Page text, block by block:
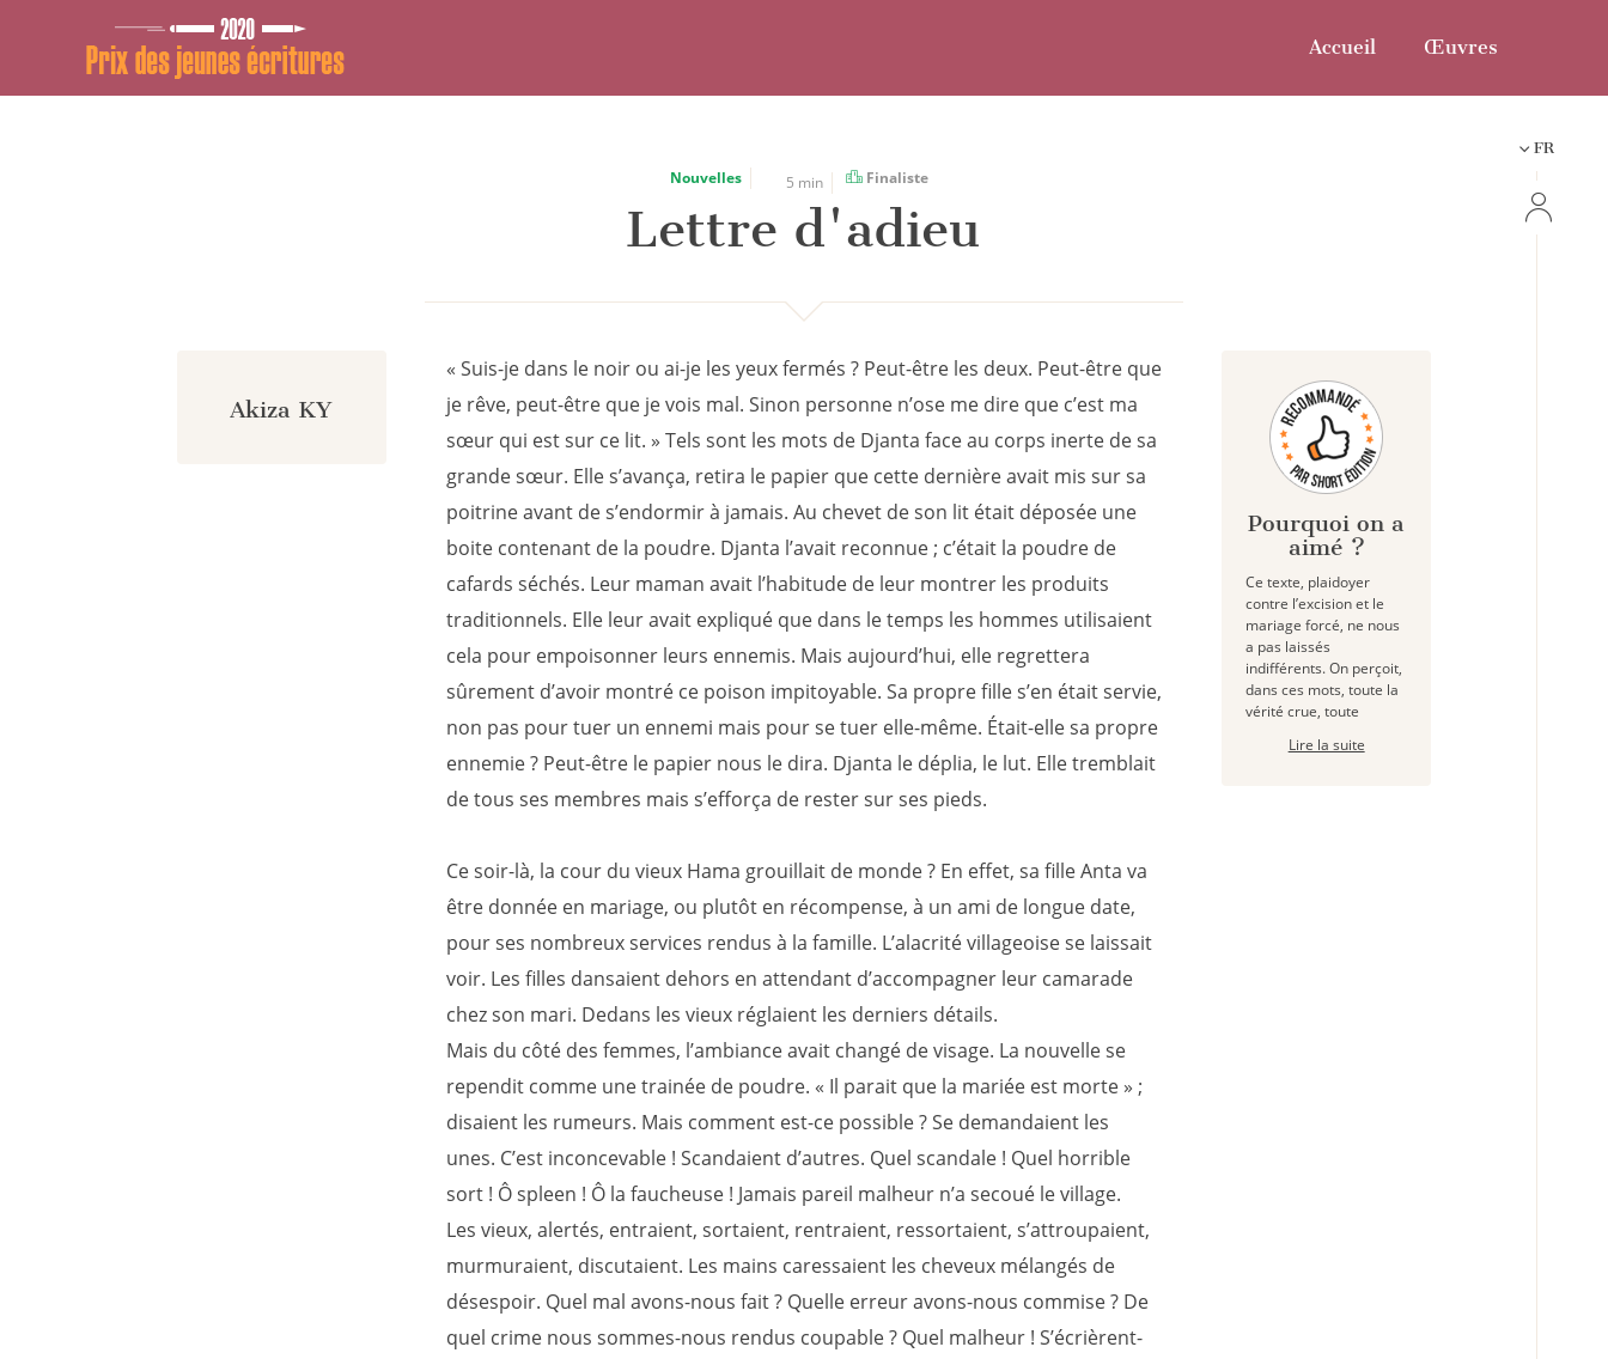
Panneau de gestion des cookies
Accueil Œuvres
FR
Nouvelles 5 min Finaliste
Lettre d'adieu
Akiza KY
« Suis-je dans le noir ou ai-je les yeux fermés ? Peut-être les deux. Peut-être que
je rêve, peut-être que je vois mal. Sinon personne n’ose me dire que c’est ma
sœur qui est sur ce lit. » Tels sont les mots de Djanta face au corps inerte de sa
grande sœur. Elle s’avança, retira le papier que cette dernière avait mis sur sa
poitrine avant de s’endormir à jamais. Au chevet de son lit était déposée une
boite contenant de la poudre. Djanta l’avait reconnue ; c’était la poudre de
cafards séchés. Leur maman avait l’habitude de leur montrer les produits
traditionnels. Elle leur avait expliqué que dans le temps les hommes utilisaient
cela pour empoisonner leurs ennemis. Mais aujourd’hui, elle regrettera
sûrement d’avoir montré ce poison impitoyable. Sa propre fille s’en était servie,
non pas pour tuer un ennemi mais pour se tuer elle-même. Était-elle sa propre
ennemie ? Peut-être le papier nous le dira. Djanta le déplia, le lut. Elle tremblait
de tous ses membres mais s’efforça de rester sur ses pieds.
Ce soir-là, la cour du vieux Hama grouillait de monde ? En effet, sa fille Anta va
être donnée en mariage, ou plutôt en récompense, à un ami de longue date,
pour ses nombreux services rendus à la famille. L’alacrité villageoise se laissait
voir. Les filles dansaient dehors en attendant d’accompagner leur camarade
chez son mari. Dedans les vieux réglaient les derniers détails.
Mais du côté des femmes, l’ambiance avait changé de visage. La nouvelle se
rependit comme une trainée de poudre. « Il parait que la mariée est morte » ;
disaient les rumeurs. Mais comment est-ce possible ? Se demandaient les
unes. C’est inconcevable ! Scandaient d’autres. Quel scandale ! Quel horrible
sort ! Ô spleen ! Ô la faucheuse ! Jamais pareil malheur n’a secoué le village.
Les vieux, alertés, entraient, sortaient, rentraient, ressortaient, s’attroupaient,
murmuraient, discutaient. Les mains caressaient les cheveux mélangés de
désespoir. Quel mal avons-nous fait ? Quelle erreur avons-nous commise ? De
quel crime nous sommes-nous rendus coupable ? Quel malheur ! S’écrièrent-
Pourquoi on a
aimé ?
Ce texte, plaidoyer
contre l’excision et le
mariage forcé, ne nous
a pas laissés
indifférents. On perçoit,
dans ces mots, toute la
vérité crue, toute
Lire la suite